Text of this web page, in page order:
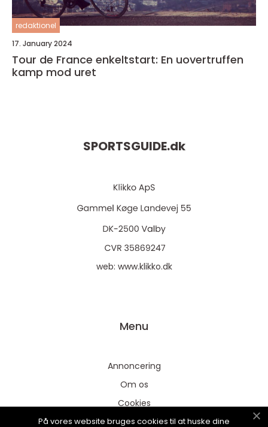
redaktionel
17. January 2024
Tour de France enkeltstart: En uovertruffen
kamp mod uret
SPORTSGUIDE.dk
web: www.klikko.dk
Menu
Annoncering
Om os
Cookies
Kontakt os
På vores website bruges cookies til at huske dine